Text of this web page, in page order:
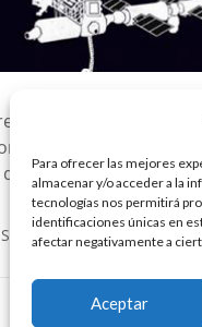
Para ofrecer las mejores
almacenar y/o acceder a la
tecnologías nos permitirá
identificaciones únicas en
afectar negativamente a
Aceptar
es el punto más
encima de nuestras
nosotros
Sin comentarios